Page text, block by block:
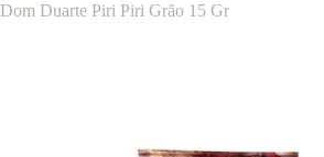
Dom Duarte Piri Piri Grão 15 Gr